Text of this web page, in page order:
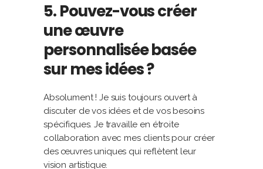
5. Pouvez-vous créer
une œuvre
personnalisée basée
sur mes idées ?
Absolument ! Je suis toujours ouvert à
discuter de vos idées et de vos besoins
spécifiques. Je travaille en étroite
collaboration avec mes clients pour créer
des œuvres uniques qui reflètent leur
vision artistique.